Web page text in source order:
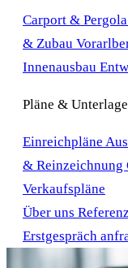
Carport &
& Zubau
Innenausbau
Pläne &
Einreichpläne
& Reinzeichnung
Verkaufspläne
Über uns
Erstgespräch